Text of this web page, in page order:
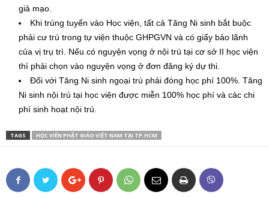
giả mạo.
Khi trúng tuyển vào Học viện, tất cả Tăng Ni sinh bắt buộc
phải cư trú trong tự viện thuộc GHPGVN và có giấy bảo lãnh
của vị trụ trì. Nếu có nguyện vọng ở nội trú tại cơ sở II học viện
thì phải chọn vào nguyện vọng ở đơn đăng ký dự thi.
Đối với Tăng Ni sinh ngoại trú phải đóng học phí 100%. Tăng
Ni sinh nội trú tại học viện được miễn 100% học phí và các chi
phí sinh hoạt nội trú.
TAGS HỌC VIÊN PHẬT GIÁO VIỆT NAM TẠI TP.HCM